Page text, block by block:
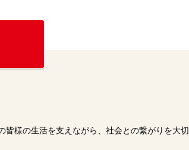
様の生活を支えながら、社会との繋がりを大切